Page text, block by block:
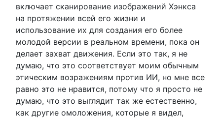
включает сканирование изображений Хэнкса
на протяжении всей его жизни и
использование их для создания его более
молодой версии в реальном времени, пока он
делает захват движения. Если это так, я не
думаю, что это соответствует моим обычным
этическим возражениям против ИИ, но мне все
равно это не нравится, потому что я просто не
думаю, что это выглядит так же естественно,
как другие омоложения, которые я видел,